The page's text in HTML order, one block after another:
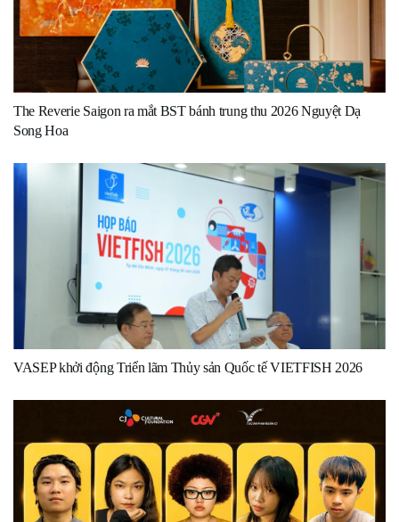
The Reverie Saigon ra mắt BST bánh trung thu 2026 Nguyệt Dạ
Song Hoa
VASEP khởi động Triển lãm Thủy sản Quốc tế VIETFISH 2026